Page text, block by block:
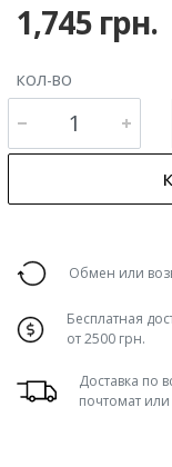
1,745 грн.
КОЛ-ВО
Обмен или
Бесплатная
от 2500 грн.
Доставка по
почтомат